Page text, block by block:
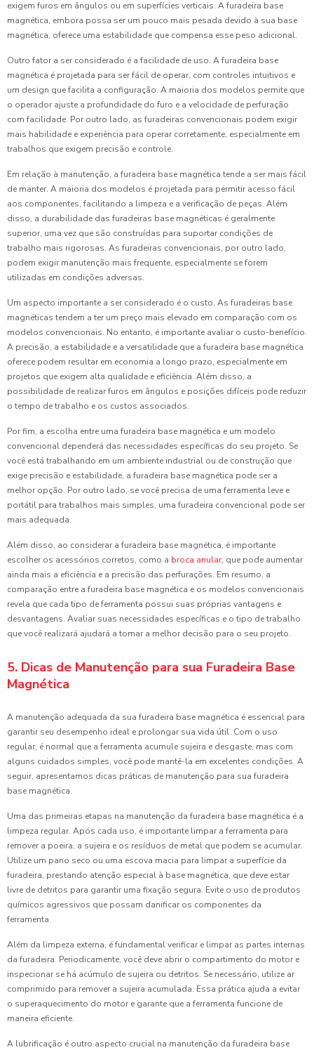
exigem furos em ângulos ou em superfícies verticais. A furadeira base
magnética, embora possa ser um pouco mais pesada devido à sua base
magnética, oferece uma estabilidade que compensa esse peso adicional.
Outro fator a ser considerado é a facilidade de uso. A furadeira base
magnética é projetada para ser fácil de operar, com controles intuitivos e
um design que facilita a configuração. A maioria dos modelos permite que
o operador ajuste a profundidade do furo e a velocidade de perfuração
com facilidade. Por outro lado, as furadeiras convencionais podem exigir
mais habilidade e experiência para operar corretamente, especialmente em
trabalhos que exigem precisão e controle.
Em relação à manutenção, a furadeira base magnética tende a ser mais fácil
de manter. A maioria dos modelos é projetada para permitir acesso fácil
aos componentes, facilitando a limpeza e a verificação de peças. Além
disso, a durabilidade das furadeiras base magnéticas é geralmente
superior, uma vez que são construídas para suportar condições de
trabalho mais rigorosas. As furadeiras convencionais, por outro lado,
podem exigir manutenção mais frequente, especialmente se forem
utilizadas em condições adversas.
Um aspecto importante a ser considerado é o custo. As furadeiras base
magnéticas tendem a ter um preço mais elevado em comparação com os
modelos convencionais. No entanto, é importante avaliar o custo-benefício.
A precisão, a estabilidade e a versatilidade que a furadeira base magnética
oferece podem resultar em economia a longo prazo, especialmente em
projetos que exigem alta qualidade e eficiência. Além disso, a
possibilidade de realizar furos em ângulos e posições difíceis pode reduzir
o tempo de trabalho e os custos associados.
Por fim, a escolha entre uma furadeira base magnética e um modelo
convencional dependerá das necessidades específicas do seu projeto. Se
você está trabalhando em um ambiente industrial ou de construção que
exige precisão e estabilidade, a furadeira base magnética pode ser a
melhor opção. Por outro lado, se você precisa de uma ferramenta leve e
portátil para trabalhos mais simples, uma furadeira convencional pode ser
mais adequada.
Além disso, ao considerar a furadeira base magnética, é importante
escolher os acessórios corretos, como a broca anular, que pode aumentar
ainda mais a eficiência e a precisão das perfurações. Em resumo, a
comparação entre a furadeira base magnética e os modelos convencionais
revela que cada tipo de ferramenta possui suas próprias vantagens e
desvantagens. Avaliar suas necessidades específicas e o tipo de trabalho
que você realizará ajudará a tomar a melhor decisão para o seu projeto.
5. Dicas de Manutenção para sua Furadeira Base
Magnética
A manutenção adequada da sua furadeira base magnética é essencial para
garantir seu desempenho ideal e prolongar sua vida útil. Com o uso
regular, é normal que a ferramenta acumule sujeira e desgaste, mas com
alguns cuidados simples, você pode mantê-la em excelentes condições. A
seguir, apresentamos dicas práticas de manutenção para sua furadeira
base magnética.
Uma das primeiras etapas na manutenção da furadeira base magnética é a
limpeza regular. Após cada uso, é importante limpar a ferramenta para
remover a poeira, a sujeira e os resíduos de metal que podem se acumular.
Utilize um pano seco ou uma escova macia para limpar a superfície da
furadeira, prestando atenção especial à base magnética, que deve estar
livre de detritos para garantir uma fixação segura. Evite o uso de produtos
químicos agressivos que possam danificar os componentes da
ferramenta.
Além da limpeza externa, é fundamental verificar e limpar as partes internas
da furadeira. Periodicamente, você deve abrir o compartimento do motor e
inspecionar se há acúmulo de sujeira ou detritos. Se necessário, utilize ar
comprimido para remover a sujeira acumulada. Essa prática ajuda a evitar
o superaquecimento do motor e garante que a ferramenta funcione de
maneira eficiente.
A lubrificação é outro aspecto crucial na manutenção da furadeira base